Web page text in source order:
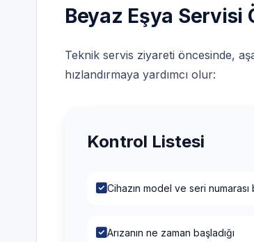
Beyaz Eşya Servisi
Teknik servis ziyareti öncesinde,
hızlandırmaya yardımcı olur:
Kontrol Listesi
Cihazın model ve seri numarası
Arızanın ne zaman başladığı